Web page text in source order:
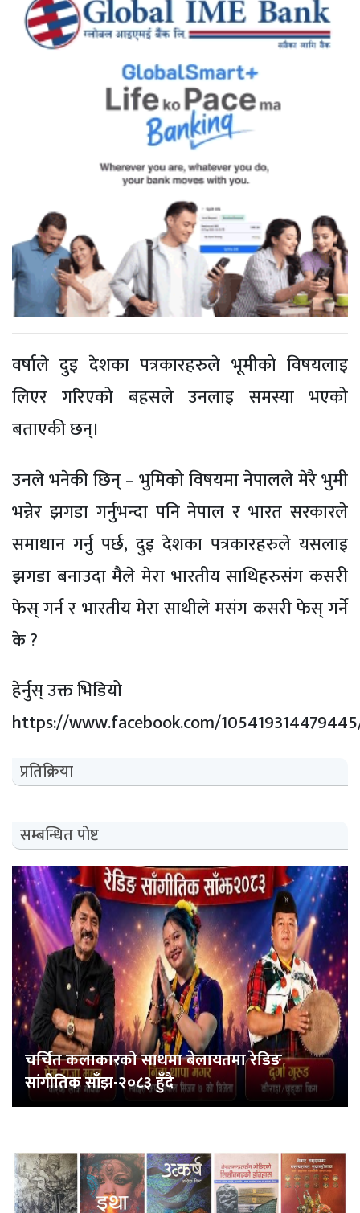
वर्षाले दुइ देशका पत्रकारहरुले भूमीको विषयलाइ
लिएर गरिएको बहसले उनलाइ समस्या भएको
बताएकी छन्।
उनले भनेकी छिन् – भुमिको विषयमा नेपालले मेरै भुमी
भन्नेर झगडा गर्नुभन्दा पनि नेपाल र भारत सरकारले
समाधान गर्नु पर्छ, दुइ देशका पत्रकारहरुले यसलाइ
झगडा बनाउदा मैले मेरा भारतीय साथिहरुसंग कसरी
फेस् गर्न र भारतीय मेरा साथीले मसंग कसरी फेस् गर्ने
के ?
हेर्नुस् उक्त भिडियो
https://www.facebook.com/
प्रतिक्रिया
सम्बन्धित पोष्ट
चर्चित कलाकारको साथमा बेलायतमा रेडिङ
सांगीतिक साँझ-२०८३ हुँदै